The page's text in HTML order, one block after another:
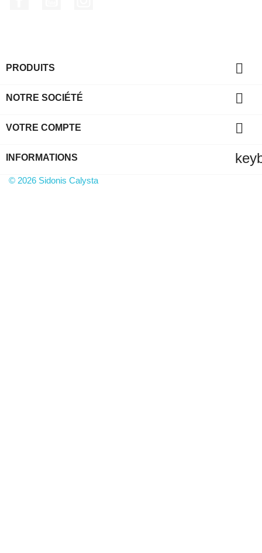
PRODUITS 
NOTRE SOCIÉTÉ 
VOTRE COMPTE 
INFORMATIONS
© 2026 Sidonis Calysta